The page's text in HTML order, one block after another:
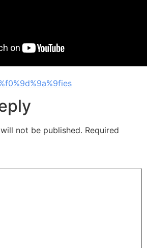
not be published. Required